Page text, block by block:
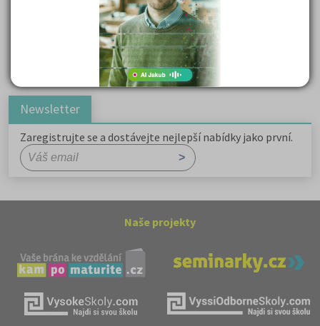
Karel Hynek Mácha: Máj
Karel Havlíček Borovský: Tyrolské elegie
Romain Rolland: Petr a Lucie
Newsletter
Zaregistrujte se a dostávejte nejlepší nabídky jako první.
Naše projekty